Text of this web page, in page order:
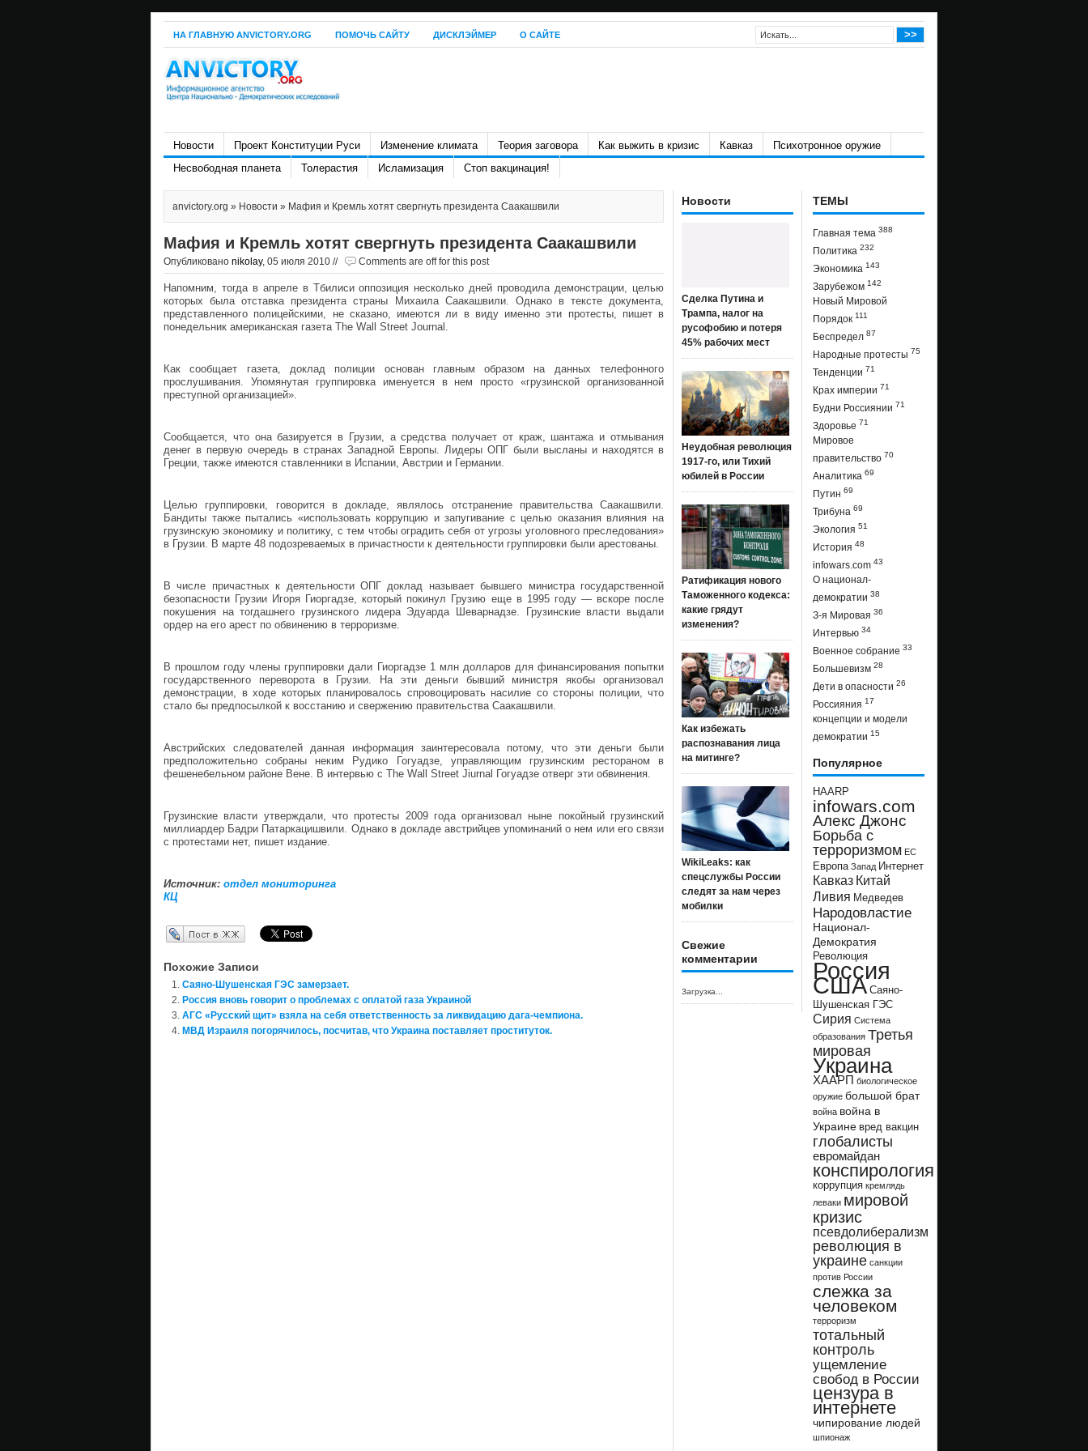
НА ГЛАВНУЮ ANVICTORY.ORG ПОМОЧЬ САЙТУ ДИСКЛЭЙМЕР О САЙТЕ
Новости Проект Конституции Руси Изменение климата Теория заговора Как выжить в кризис Кавказ
Психотронное оружие
Несвободная планета
Толерастия Исламизация Стоп вакцинация!
anvictory.org » Новости » Мафия и Кремль хотят свергнуть президента Саакашвили
Мафия и Кремль хотят свергнуть президента Саакашвили
Опубликовано nikolay, 05 июля 2010 // Comments are off for this post
Напомним, тогда в апреле в Тбилиси оппозиция несколько дней проводила демонстрации, целью
которых была отставка президента страны Михаила Саакашвили. Однако в тексте документа,
представленного полицейскими, не сказано, имеются ли в виду именно эти протесты, пишет в
понедельник американская газета The Wall Street Journal.
Как сообщает газета, доклад полиции основан главным образом на данных телефонного
прослушивания. Упомянутая группировка именуется в нем просто «грузинской организованной
преступной организацией».
Сообщается, что она базируется в Грузии, а средства получает от краж, шантажа и отмывания
денег в первую очередь в странах Западной Европы. Лидеры ОПГ были высланы и находятся в
Греции, также имеются ставленники в Испании, Австрии и Германии.
Целью группировки, говорится в докладе, являлось отстранение правительства Саакашвили.
Бандиты также пытались «использовать коррупцию и запугивание с целью оказания влияния на
грузинскую экономику и политику, с тем чтобы оградить себя от угрозы уголовного преследования»
в Грузии. В марте 48 подозреваемых в причастности к деятельности группировки были арестованы.
В числе причастных к деятельности ОПГ доклад называет бывшего министра государственной
безопасности Грузии Игоря Гиоргадзе, который покинул Грузию еще в 1995 году — вскоре после
покушения на тогдашнего грузинского лидера Эдуарда Шеварнадзе. Грузинские власти выдали
ордер на его арест по обвинению в терроризме.
В прошлом году члены группировки дали Гиоргадзе 1 млн долларов для финансирования попытки
государственного переворота в Грузии. На эти деньги бывший министря якобы организовал
демонстрации, в ходе которых планировалось спровоцировать насилие со стороны полиции, что
стало бы предпосылкой к восстанию и свержению правительства Саакашвили.
Австрийских следователей данная информация заинтересовала потому, что эти деньги были
предположительно собраны неким Рудико Гогуадзе, управляющим грузинским рестораном в
фешенебельном районе Вене. В интервью с The Wall Street Jiurnal Гогуадзе отверг эти обвинения.
Грузинские власти утверждали, что протесты 2009 года организовал ныне покойный грузинский
миллиардер Бадри Патаркацишвили. Однако в докладе австрийцев упоминаний о нем или его связи
с протестами нет, пишет издание.
Источник: отдел мониторинга
КЦ
Перепост в ЖЖ
Похожие Записи
Саяно-Шушенская ГЭС замерзает.
Россия вновь говорит о проблемах с оплатой газа Украиной
АГС «Русский щит» взяла на себя ответственность за ликвидацию дага-чемпиона.
МВД Израиля погорячилось, посчитав, что Украина поставляет проституток.
Новости
Сделка Путина и
Трампа, налог на
русофобию и потеря
45% рабочих мест
Неудобная революция
1917-го, или Тихий
юбилей в России
Ратификация нового
Таможенного кодекса:
какие грядут
изменения?
Как избежать
распознавания лица
на митинге?
WikiLeaks: как
спецслужбы России
следят за нам через
мобилки
Свежие
комментарии
Загрузка...
ТЕМЫ
Главная тема 388
Политика 232
Экономика 143
Зарубежом 142
Новый Мировой
Порядок 111
Беспредел 87
Народные протесты 75
Тенденции 71
Крах империи 71
Будни Россиянии 71
Здоровье 71
Мировое
правительство 70
Аналитика 69
Путин 69
Трибуна 69
Экология 51
История 48
infowars.com 43
О национал-
демократии 38
З-я Мировая 36
Интервью 34
Военное собрание 33
Большевизм 28
Дети в опасности 26
Россияния 17
концепции и модели
демократии 15
Популярное
HAARP
infowars.com
Алекс Джонс
Борьба с
терроризмом ЕС
Европа Запад Интернет
Кавказ Китай
Ливия Медведев
Народовластие
Национал-
Демократия
Революция
Россия
США Саяно-
Шушенская ГЭС
Сирия Система
образования Третья
мировая
Украина
ХААРП биологическое
оружие большой брат
война война в
Украине вред вакцин
глобалисты
евромайдан
конспирология
коррупция кремлядь
леваки мировой
кризис
псевдолиберализм
революция в
украине санкции
против России
слежка за
человеком
терроризм
тотальный
контроль
ущемление
свобод в России
цензура в
интернете
чипирование людей
шпионаж